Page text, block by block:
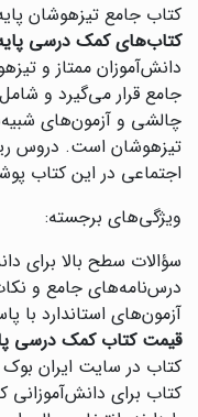
کتاب جامع تیزهوشان
کتاب‌های کمک درسی
دانش‌آموزان ممتاز و
جامع قرار می‌گیرد و
چالشی و آزمون‌های
تیزهوشان است. دروس
اجتماعی در این کتاب
ویژگی‌های برجسته:
سؤالات سطح بالا برای
درس‌نامه‌های جامع و
آزمون‌های استاندارد
قیمت کتاب کمک درسی
کتاب در سایت ایران
کتاب برای